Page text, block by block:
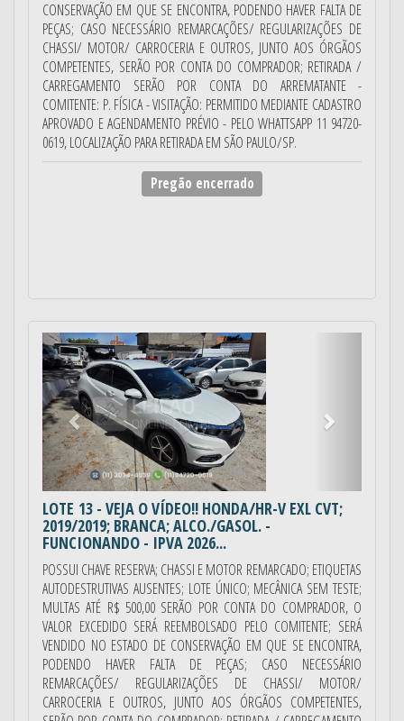
CONSERVAÇÃO EM QUE SE ENCONTRA, PODENDO HAVER FALTA DE
PEÇAS; CASO NECESSÁRIO REMARCAÇÕES/ REGULARIZAÇÕES DE
CHASSI/ MOTOR/ CARROCERIA E OUTROS, JUNTO AOS ÓRGÃOS
COMPETENTES, SERÃO POR CONTA DO COMPRADOR; RETIRADA /
CARREGAMENTO SERÃO POR CONTA DO ARREMATANTE -
COMITENTE: P. FÍSICA - VISITAÇÃO: PERMITIDO MEDIANTE CADASTRO
APROVADO E AGENDAMENTO PRÉVIO - PELO WHATTSAPP 11 94720-
0619, LOCALIZAÇÃO PARA RETIRADA EM SÃO PAULO/SP.
Pregão encerrado
Anterior
LOTE 13 - VEJA O VÍDEO!! HONDA/HR-V EXL CVT;
2019/2019; BRANCA; ALCO./GASOL. -
FUNCIONANDO - IPVA 2026...
POSSUI CHAVE RESERVA; CHASSI E MOTOR REMARCADO; ETIQUETAS
AUTODESTRUTIVAS AUSENTES; LOTE ÚNICO; MECÂNICA SEM TESTE;
MULTAS ATÉ R$ 500,00 SERÃO POR CONTA DO COMPRADOR, O
VALOR EXCEDIDO SERÁ REEMBOLSADO PELO COMITENTE; SERÁ
VENDIDO NO ESTADO DE CONSERVAÇÃO EM QUE SE ENCONTRA,
PODENDO HAVER FALTA DE PEÇAS; CASO NECESSÁRIO
REMARCAÇÕES/ REGULARIZAÇÕES DE CHASSI/ MOTOR/
CARROCERIA E OUTROS, JUNTO AOS ÓRGÃOS COMPETENTES,